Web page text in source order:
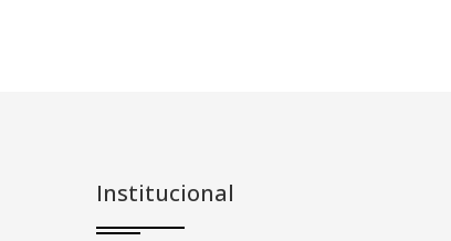
Institucional